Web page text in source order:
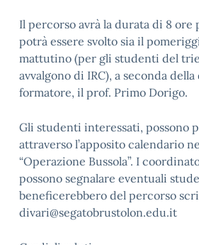
Il percorso avrà la durata di 8 ore
potrà essere svolto sia il
mattutino (per gli studenti del
avvalgono di IRC), a seconda
formatore, il prof. Primo Dorigo.
Gli studenti interessati, possono
attraverso l’apposito calendario
“Operazione Bussola”. I
possono segnalare eventuali
beneficerebbero del percorso
divari@segatobrustolon.edu.it